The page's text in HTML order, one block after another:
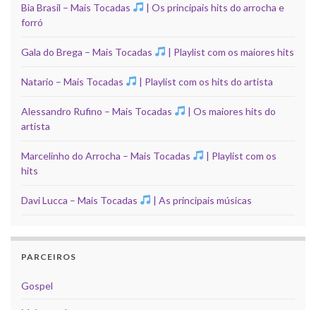
Bia Brasil – Mais Tocadas
| Os principais hits do arrocha e
forró
Gala do Brega – Mais Tocadas | Playlist com os maiores hits
Natario – Mais Tocadas | Playlist com os hits do artista
Alessandro Rufino – Mais Tocadas
| Os maiores hits do
artista
Marcelinho do Arrocha – Mais Tocadas
| Playlist com os
hits
Davi Lucca – Mais Tocadas | As principais músicas
PARCEIROS
Gospel